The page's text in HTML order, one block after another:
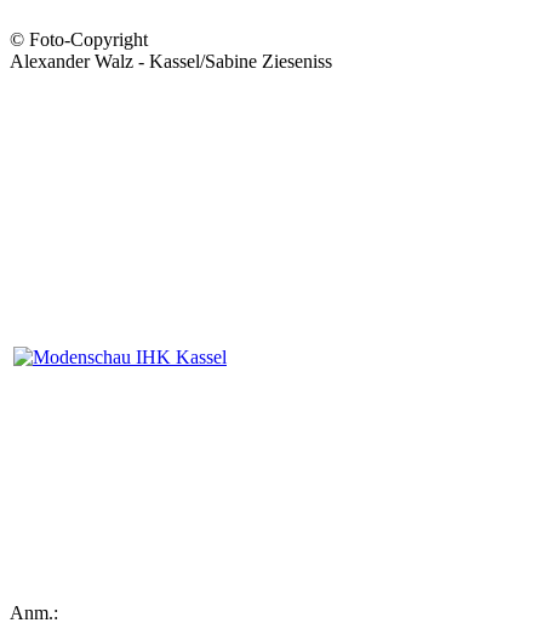
© Foto-Copyright
Alexander Walz - Kassel/Sabine Zieseniss
Anm.: